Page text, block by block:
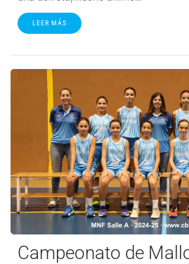
LEER MÁS
Campeonato de